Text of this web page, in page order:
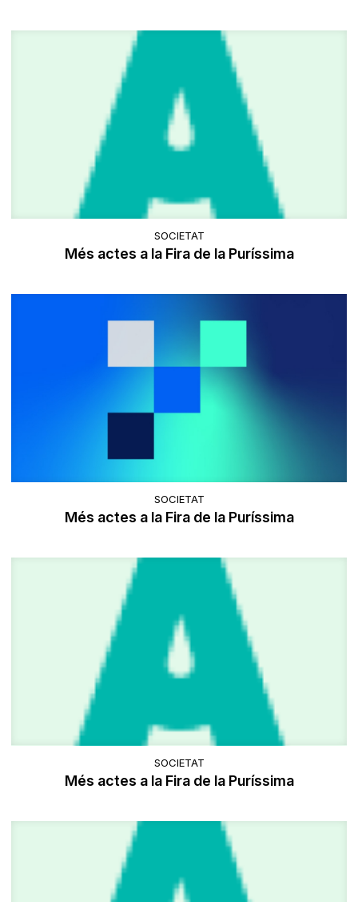
SOCIETAT
Més actes a la Fira de la Puríssima
SOCIETAT
Més actes a la Fira de la Puríssima
SOCIETAT
Més actes a la Fira de la Puríssima